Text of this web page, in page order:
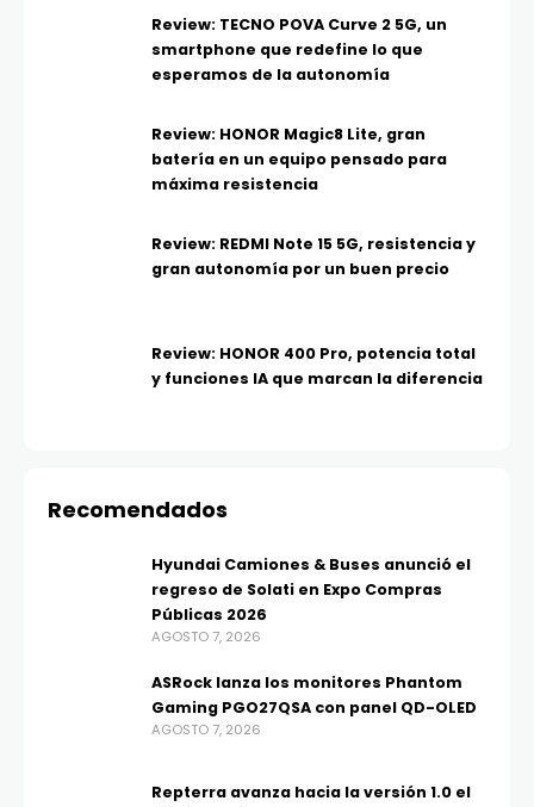
Review: TECNO POVA Curve 2 5G, un
smartphone que redefine lo que
esperamos de la autonomía
Review: HONOR Magic8 Lite, gran
batería en un equipo pensado para
máxima resistencia
Review: REDMI Note 15 5G, resistencia y
gran autonomía por un buen precio
Review: HONOR 400 Pro, potencia total
y funciones IA que marcan la diferencia
Recomendados
Hyundai Camiones & Buses anunció el
regreso de Solati en Expo Compras
Públicas 2026
AGOSTO 7, 2026
ASRock lanza los monitores Phantom
Gaming PGO27QSA con panel QD-OLED
AGOSTO 7, 2026
Repterra avanza hacia la versión 1.0 el